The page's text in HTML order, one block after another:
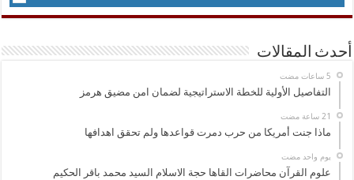
أحدث المقالات
التفاصيل الأولية للخطة الاستراتيجية لضمان امن مضيق هرمز
ماذا جنت أمريكا من حرب دمرت قواعدها ولم تحقق اهدافها
‏يوم واحد مضت
علوم القرآن محاضرات القاها حجة الاسلام السيد محمد باقر الحكيم